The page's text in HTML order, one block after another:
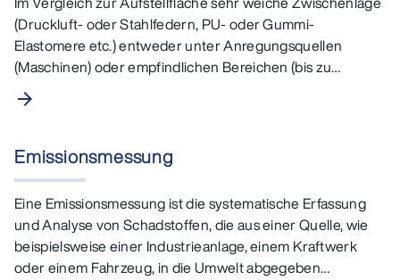
(Druckluft- oder Stahlfedern, PU- oder Gummi-
Elastomere etc.) entweder unter Anregungsquellen
(Maschinen) oder empfindlichen Bereichen (bis zu
ganzen…
arrow_forward
Emissionsmessung
Eine Emissionsmessung ist die systematische Erfassung
und Analyse von Schadstoffen, die aus einer Quelle, wie
beispielsweise einer Industrieanlage, einem Kraftwerk
oder einem Fahrzeug, in die Umwelt abgegeben…